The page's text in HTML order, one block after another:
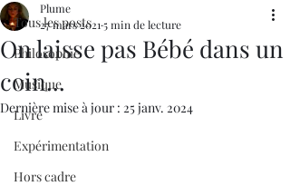
Tous les posts
Philosophie
Musique
Livre
Expérimentation
Hors cadre
On laisse pas Bébé dans un
coin...
Plume
27 mars 2021 5 min de lecture
Dernière mise à jour : 25 janv. 2024